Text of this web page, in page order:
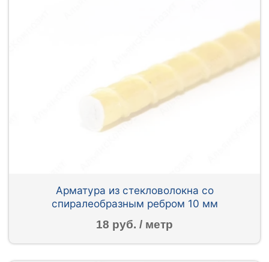
Арматура из стекловолокна со
спиралеобразным ребром 10 мм
18 руб. / метр